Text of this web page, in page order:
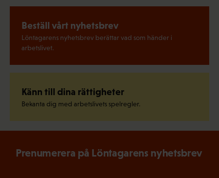
Beställ vårt nyhetsbrev
Löntagarens nyhetsbrev berättar vad som händer i
arbetslivet.
Känn till dina rättigheter
Bekanta dig med arbetslivets spelregler.
Prenumerera på Löntagarens nyhetsbrev